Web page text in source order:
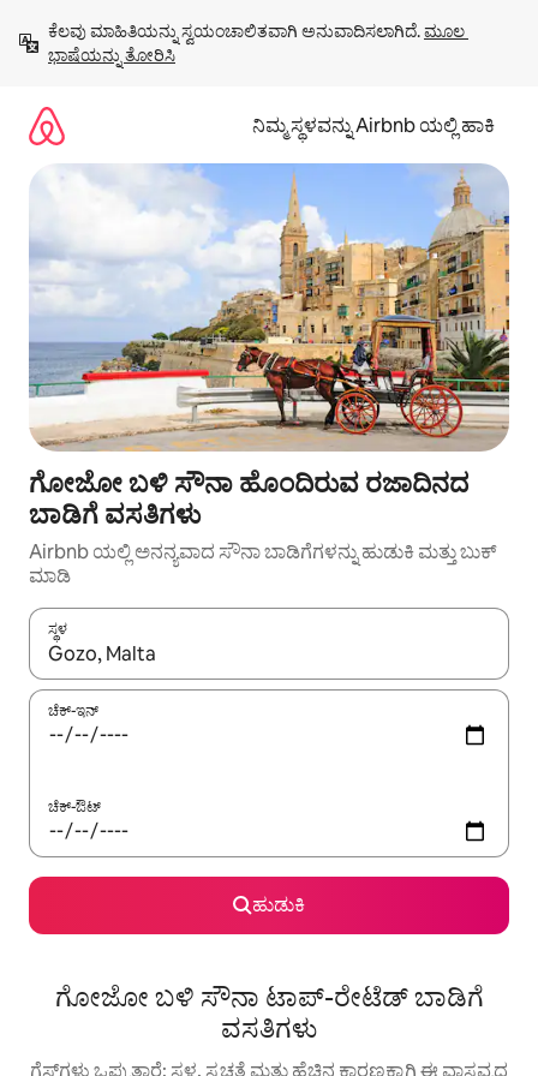
ಹೋಗಿ
ಕೆಲವು ಮಾಹಿತಿಯನ್ನು ಸ್ವಯಂಚಾಲಿತವಾಗಿ ಅನುವಾದಿಸಲಾಗಿದೆ. ಮೂಲ
ಭಾಷೆಯನ್ನು ತೋರಿಸಿ
ನಿಮ್ಮ ಸ್ಥಳವನ್ನು Airbnb ಯಲ್ಲಿ ಹಾಕಿ
ಗೋಜೋ ಬಳಿ ಸೌನಾ ಹೊಂದಿರುವ ರಜಾದಿನದ
ಬಾಡಿಗೆ ವಸತಿಗಳು
Airbnb ಯಲ್ಲಿ ಅನನ್ಯವಾದ ಸೌನಾ ಬಾಡಿಗೆಗಳನ್ನು ಹುಡುಕಿ ಮತ್ತು ಬುಕ್
ಮಾಡಿ
ಸ್ಥಳ
ಫಲಿತಾಂಶಗಳು ಲಭ್ಯವಿರುವಾಗ, ಅಪ್ ಮತ್ತು ಡೌನ್ ಬಾಣದ ಕೀಲಿಗಳೊಂದಿಗೆ
ಚೆಕ್-ಇನ್
ಚೆಕ್-ಔಟ್
ಹುಡುಕಿ
ಗೋಜೋ ಬಳಿ ಸೌನಾ ಟಾಪ್-ರೇಟೆಡ್ ಬಾಡಿಗೆ
ವಸತಿಗಳು
ಗೆಸ್ಟ್‌ಗಳು ಒಪ್ಪುತ್ತಾರೆ: ಸ್ಥಳ, ಸ್ವಚ್ಛತೆ ಮತ್ತು ಹೆಚ್ಚಿನ ಕಾರಣಕ್ಕಾಗಿ ಈ ವಾಸ್ತವ್ಯದ